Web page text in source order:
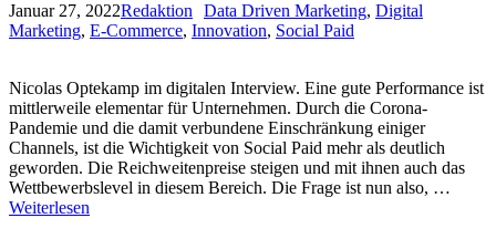
Januar 27, 2022Redaktion Data Driven Marketing, Digital
Marketing, E-Commerce, Innovation, Social Paid
Nicolas Optekamp im digitalen Interview. Eine gute Performance ist
mittlerweile elementar für Unternehmen. Durch die Corona-
Pandemie und die damit verbundene Einschränkung einiger
Channels, ist die Wichtigkeit von Social Paid mehr als deutlich
geworden. Die Reichweitenpreise steigen und mit ihnen auch das
Wettbewerbslevel in diesem Bereich. Die Frage ist nun also, …
Weiterlesen